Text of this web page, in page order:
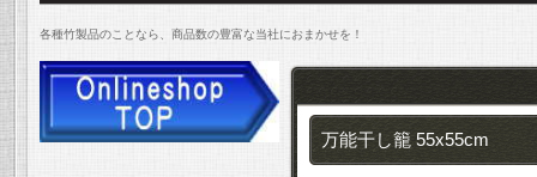
各種竹製品のことなら、商品数の豊富な当社におまかせを！
万能干し籠 55x55cm